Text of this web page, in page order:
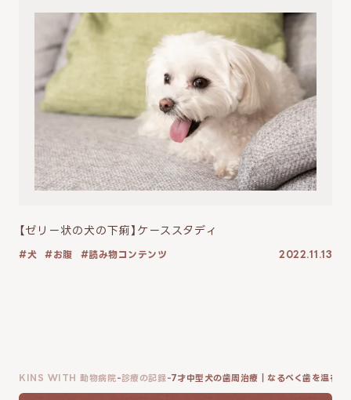
【ゼリー状の犬の下痢】ケーススタディ
犬 お腹 読み物コンテンツ 2022.11.13
KINS WITH 動物病院 診療の記録 7才中型犬の歯周治療｜なるべく歯を温存し